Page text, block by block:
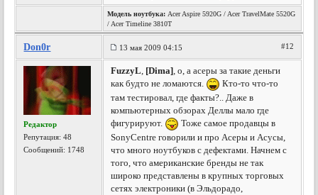
Модель ноутбука: Acer Aspire 5920G / Acer TravelMate 5520G
/ Acer Timeline 3810T
Don0r 13 мая 2009 04:15 #12
Редактор
Репутация:48
Сообщений: 1748
FuzzyL, [Dima], о, а асеры за такие деньги
как будто не ломаются.
Кто-то что-то
там тестировал, где факты?.. Даже в
компьютерных обзорах Деллы мало где
фигурируют.
Тоже самое продавцы в
SonyCentre говорили и про Асеры и Асусы,
что много ноутбуков с дефектами. Начнем с
того, что американские бренды не так
широко представлены в крупных торговых
сетях электроники (в Эльдорадо,